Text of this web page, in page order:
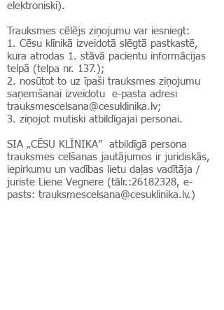
elektroniski).
Trauksmes cēlējs ziņojumu var iesniegt:
1. Cēsu klīnikā izveidotā slēgtā pastkastē,
kura atrodas 1. stāvā pacientu informācijas
telpā (telpa nr. 137.);
2. nosūtot to uz īpaši trauksmes ziņojumu
saņemšanai izveidotu e-pasta adresi
trauksmescelsana@cesuklinika.lv;
3. ziņojot mutiski atbildīgajai personai.
SIA „CĒSU KLĪNIKA” atbildīgā persona
trauksmes celšanas jautājumos ir juridiskās,
iepirkumu un vadības lietu daļas vadītāja /
juriste Liene Vegnere (tālr.:26182328, e-
pasts: trauksmescelsana@cesuklinika.lv.)